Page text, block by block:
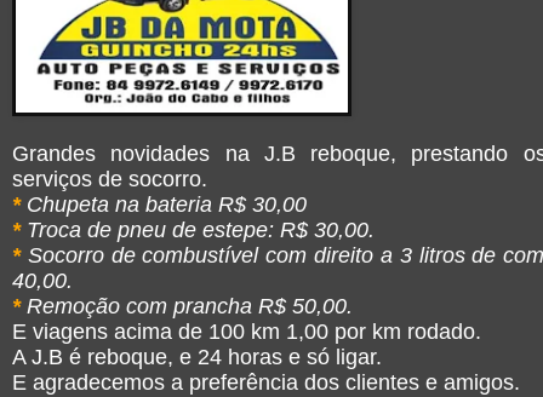
Grandes novidades na J.B reboque, prestando
serviços de socorro.
*Chupeta na bateria R$ 30,00
*Troca de pneu de estepe: R$ 30,00.
* Socorro de combustível com direito a 3 litros de
40,00.
*Remoção com prancha R$ 50,00.
E viagens acima de 100 km 1,00 por km rodado.
A J.B é reboque, e 24 horas e só ligar.
E agradecemos a preferência dos clientes e amigos.